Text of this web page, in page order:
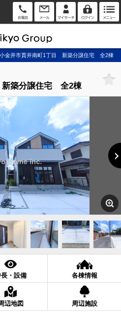
小金井市貫井南町1丁目 新築分譲住宅 全2棟
築分譲住宅 全2棟
長・設備 各棟情報
辺地図 周辺施設